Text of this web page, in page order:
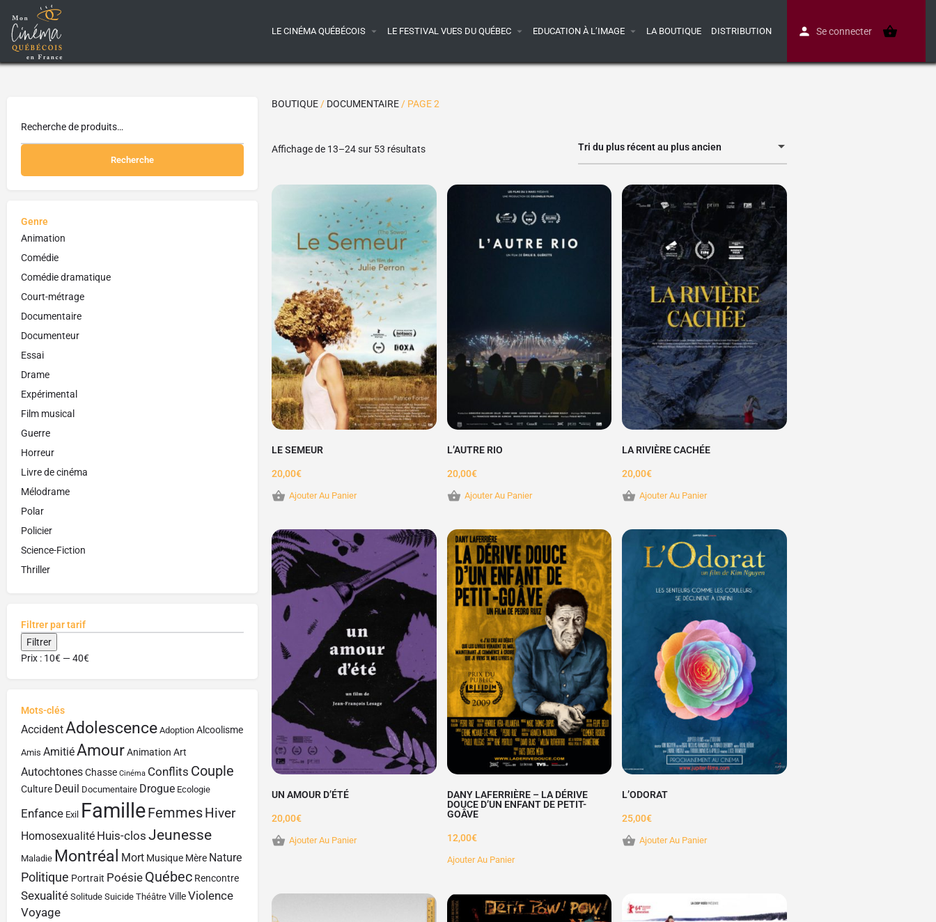
LE CINÉMA QUÉBÉCOIS LE FESTIVAL VUES DU QUÉBEC EDUCATION À L’IMAGE LA BOUTIQUE DISTRIBUTION Se connecter
Recherche
Genre
Animation
Comédie
Comédie dramatique
Court-métrage
Documentaire
Documenteur
Essai
Drame
Expérimental
Film musical
Guerre
Horreur
Livre de cinéma
Mélodrame
Polar
Policier
Science-Fiction
Thriller
Filtrer par tarif
Filtrer
Prix : 10€ —40€
Mots-clés
AccidentAdolescence Adoption Alcoolisme
Amis AmitiéAmourAnimation Art
AutochtonesChasse Cinéma Conflits Couple
Culture Deuil Documentaire Drogue Ecologie
Enfance Exil FamilleFemmesHiver
Homosexualité Huis-clos Jeunesse
Maladie Montréal Mort Musique Mère Nature
Politique Portrait Poésie Québec Rencontre
Sexualité Solitude Suicide Théâtre VilleViolence
Voyage
BOUTIQUE/ DOCUMENTAIRE/ PAGE 2
Affichage de 13–24 sur 53 résultats Tri du plus récent au plus ancien
LE SEMEUR
20,00€
Ajouter Au Panier
L’AUTRE RIO
20,00€
Ajouter Au Panier
LA RIVIÈRE CACHÉE
20,00€
Ajouter Au Panier
UN AMOUR D’ÉTÉ
20,00€
Ajouter Au Panier
DANY LAFERRIÈRE – LA DÉRIVE
DOUCE D’UN ENFANT DE PETIT-
GOÂVE
12,00€
Ajouter Au Panier
L’ODORAT
25,00€
Ajouter Au Panier